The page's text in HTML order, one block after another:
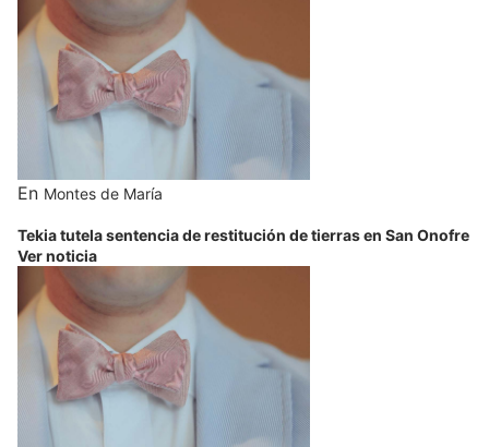
En Montes de María
Tekia tutela sentencia de restitución de tierras en San Onofre
Ver noticia